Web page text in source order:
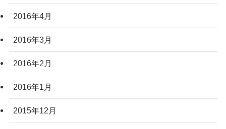
2016年4月
2016年3月
2016年2月
2016年1月
2015年12月